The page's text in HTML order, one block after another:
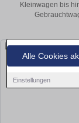
Alle Cookies
Einstellungen
Kleinwagen bis